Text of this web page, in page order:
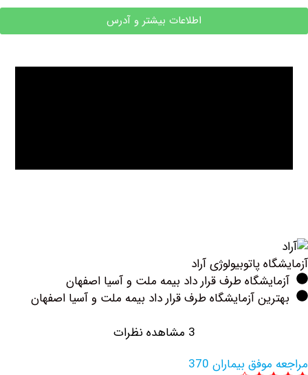
اطلاعات بیشتر و آدرس
پاتوبیولوژی آراد
طرف قرار داد بیمه ملت و آسیا اصفهان
آزمایشگاه طرف قرار داد بیمه ملت و آسیا اصفهان
بیماران 370